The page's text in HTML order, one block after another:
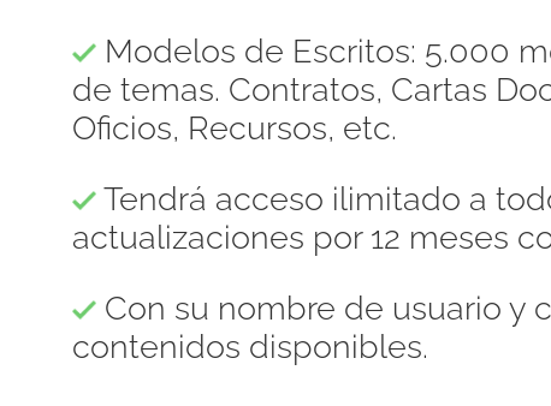
Modelos de Escritos: 5.000
de temas. Contratos, Cartas
Oficios, Recursos, etc.
Tendrá acceso ilimitado a
actualizaciones por 12 meses
Con su nombre de usuario y
contenidos disponibles.